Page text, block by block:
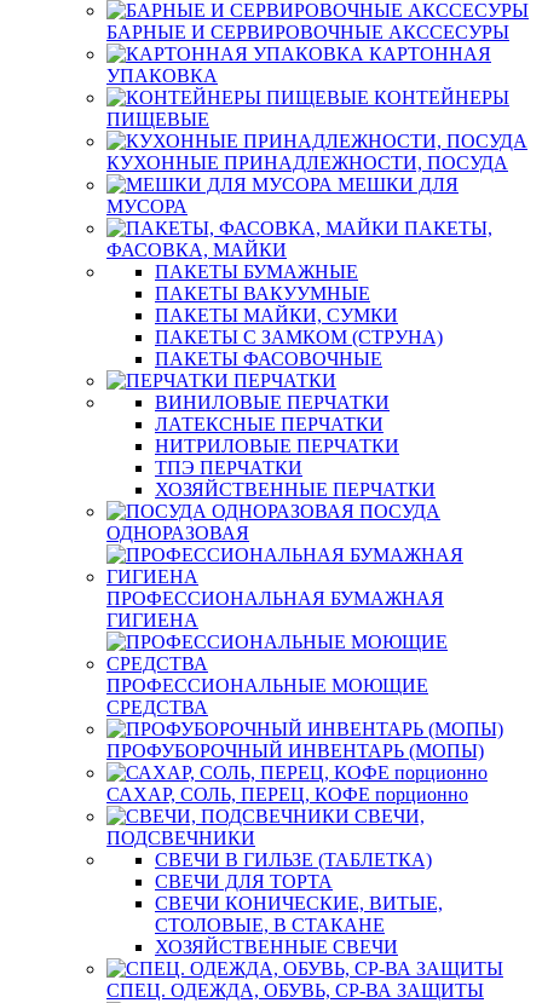
БАРНЫЕ И СЕРВИРОВОЧНЫЕ АКССЕСУРЫ
КАРТОННАЯ
УПАКОВКА
КОНТЕЙНЕРЫ
ПИЩЕВЫЕ
КУХОННЫЕ ПРИНАДЛЕЖНОСТИ, ПОСУДА
МЕШКИ ДЛЯ
МУСОРА
ПАКЕТЫ,
ФАСОВКА, МАЙКИ
ПАКЕТЫ БУМАЖНЫЕ
ПАКЕТЫ ВАКУУМНЫЕ
ПАКЕТЫ МАЙКИ, СУМКИ
ПАКЕТЫ С ЗАМКОМ (СТРУНА)
ПАКЕТЫ ФАСОВОЧНЫЕ
ПЕРЧАТКИ
ВИНИЛОВЫЕ ПЕРЧАТКИ
ЛАТЕКСНЫЕ ПЕРЧАТКИ
НИТРИЛОВЫЕ ПЕРЧАТКИ
ТПЭ ПЕРЧАТКИ
ХОЗЯЙСТВЕННЫЕ ПЕРЧАТКИ
ПОСУДА
ОДНОРАЗОВАЯ
ПРОФЕССИОНАЛЬНАЯ БУМАЖНАЯ
ГИГИЕНА
ПРОФЕССИОНАЛЬНЫЕ МОЮЩИЕ
СРЕДСТВА
ПРОФУБОРОЧНЫЙ ИНВЕНТАРЬ (МОПЫ)
САХАР, СОЛЬ, ПЕРЕЦ, КОФЕ порционно
СВЕЧИ,
ПОДСВЕЧНИКИ
СВЕЧИ В ГИЛЬЗЕ (ТАБЛЕТКА)
СВЕЧИ ДЛЯ ТОРТА
СВЕЧИ КОНИЧЕСКИЕ, ВИТЫЕ,
СТОЛОВЫЕ, В СТАКАНЕ
ХОЗЯЙСТВЕННЫЕ СВЕЧИ
СПЕЦ. ОДЕЖДА, ОБУВЬ, СР-ВА ЗАЩИТЫ